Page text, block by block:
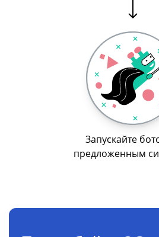
Запускайте
предложенным